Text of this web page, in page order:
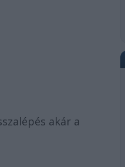
akár a